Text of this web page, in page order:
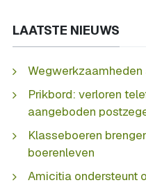
LAATSTE NIEUWS
Prikbord: verloren
aangeboden
Klasseboeren
boerenleven
Amicitia ondersteunt